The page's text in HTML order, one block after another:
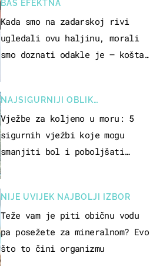
BAŠ EFEKTNA
Kada smo na zadarskoj rivi
ugledali ovu haljinu, morali
smo doznati odakle je – košta
NAJSIGURNIJI OBLIK
REKREACIJE
Vježbe za koljeno u moru: 5
sigurnih vježbi koje mogu
smanjiti bol i poboljšati
NIJE UVIJEK NAJBOLJI IZBOR
Teže vam je piti običnu vodu
pa posežete za mineralnom? Evo
što to čini organizmu